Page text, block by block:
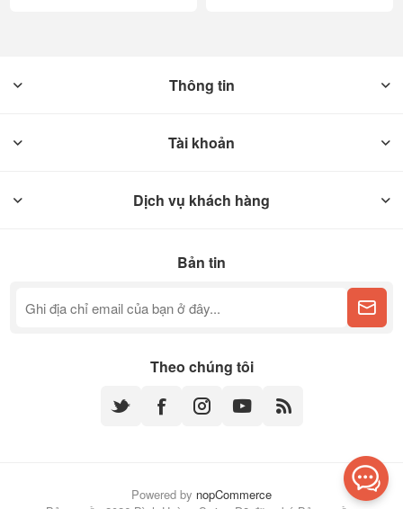
Thông tin
Tài khoản
Dịch vụ khách hàng
Bản tin
Theo chúng tôi
Powered by nopCommerce